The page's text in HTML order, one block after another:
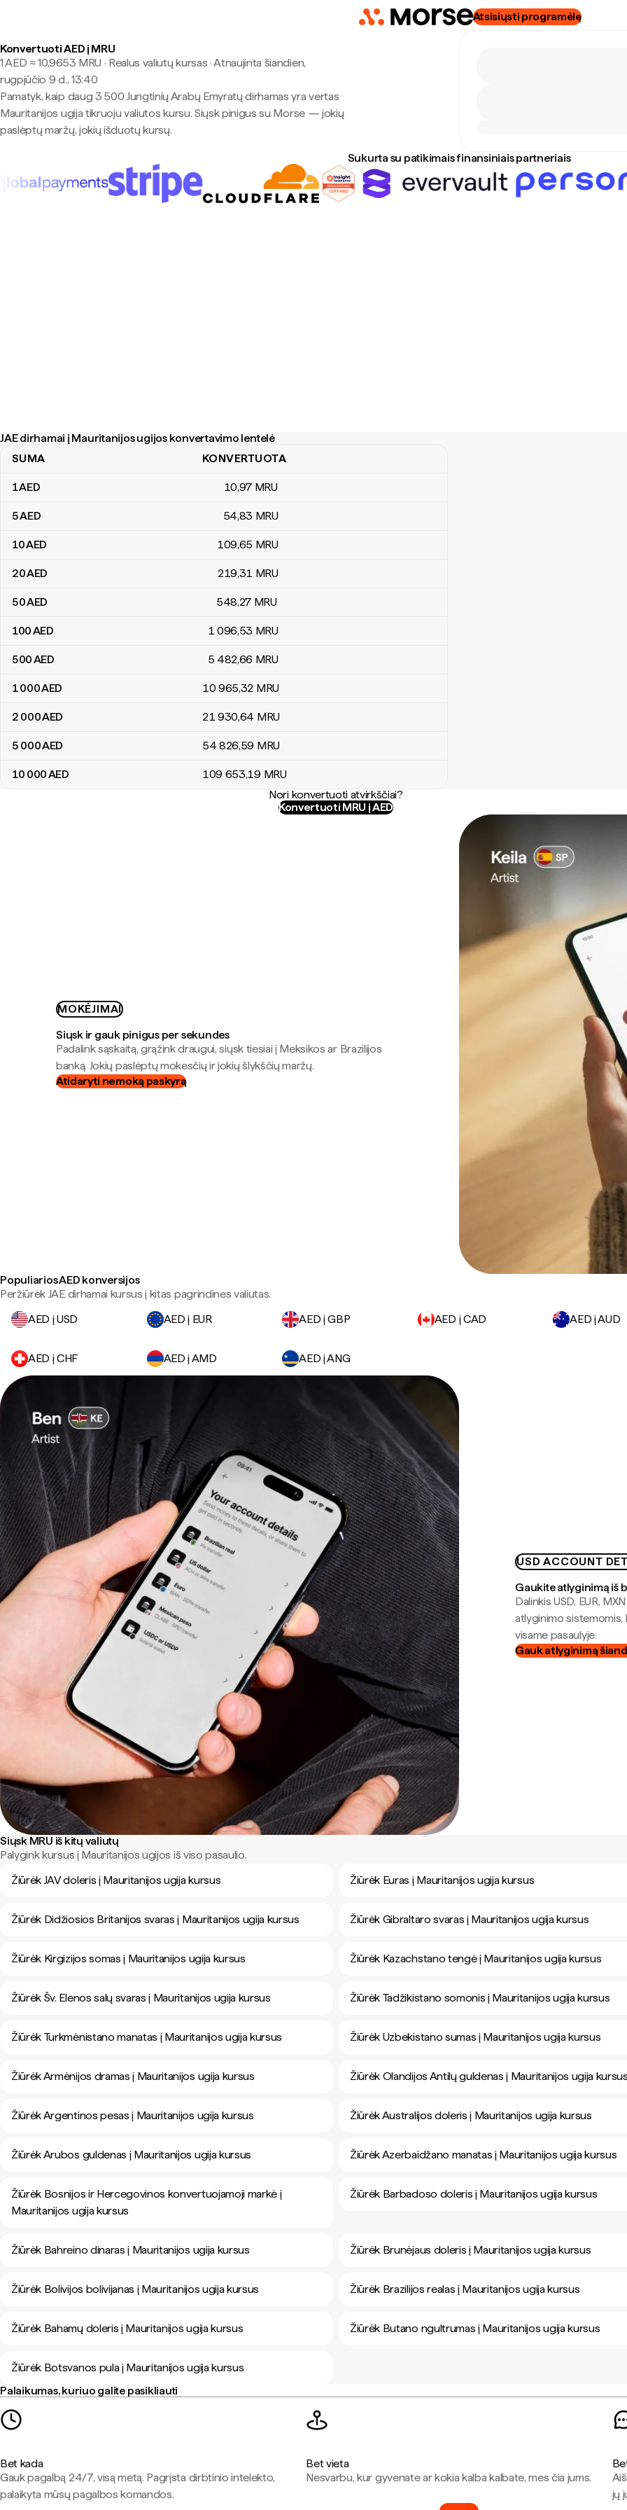
Atsisiųsti programėlę
Konvertuoti AED į MRU
1 AED ≈ 10,9653 MRU · Realus valiutų kursas ·Atnaujinta šiandien,
rugpjūčio 9 d., 13:40
Pamatyk, kaip daug 3 500 Jungtinių Arabų Emyratų dirhamas yra vertas
Mauritanijos ugija tikruoju valiutos kursu. Siųsk pinigus su Morse — jokių
paslėptų maržų, jokių išduotų kursų.
Sukurta su patikimais finansiniais partneriais
JAE dirhamai į Mauritanijos ugijos konvertavimo lentelė
JAE dirhamai į Mauritanijos ugijos konvertavimo lentelė
SUMA KONVERTUOTA
1AED 10,97 MRU
5AED 54,83 MRU
10AED 109,65 MRU
20AED 219,31 MRU
50AED 548,27 MRU
100AED 1 096,53 MRU
500AED 5 482,66 MRU
1 000AED 10 965,32 MRU
2 000AED 21 930,64 MRU
5 000AED 54 826,59 MRU
10 000AED 109 653,19 MRU
Nori konvertuoti atvirkščiai?
Konvertuoti MRU į AED
MOKĖJIMAI
Siųsk ir gauk pinigus per sekundes
Padalink sąskaitą, grąžink draugui, siųsk tiesiai į Meksikos ar Brazilijos
banką. Jokių paslėptų mokesčių ir jokių šlykščių maržų.
Atidaryti nemoką paskyrą
Populiarios AED konversijos
Peržiūrėk JAE dirhamai kursus į kitas pagrindines valiutas.
AED į USD
AED į EUR AED į GBP AED į CAD AED į AUD
AED į CHF AED į AMD AED į ANG
USD ACCOUNT
Gaukite atlyginimą iš
Dalinkis USD, EUR,
atlyginimo
visame pasaulyje.
Gauk atlyginimą
Siųsk MRU iš kitų valiutų
Palygink kursus į Mauritanijos ugijos iš viso pasaulio.
Žiūrėk JAV doleris į Mauritanijos ugija kursus
Žiūrėk Euras į Mauritanijos ugija kursus
Žiūrėk Didžiosios Britanijos svaras į Mauritanijos ugija kursus Žiūrėk Gibraltaro svaras į Mauritanijos ugija kursus
Žiūrėk Kirgizijos somas į Mauritanijos ugija kursus Žiūrėk Kazachstano tengė į Mauritanijos ugija kursus
Žiūrėk Šv. Elenos salų svaras į Mauritanijos ugija kursus Žiūrėk Tadžikistano somonis į Mauritanijos ugija kursus
Žiūrėk Turkmėnistano manatas į Mauritanijos ugija kursus Žiūrėk Uzbekistano sumas į Mauritanijos ugija kursus
Žiūrėk Armėnijos dramas į Mauritanijos ugija kursus Žiūrėk Olandijos Antilų guldenas į Mauritanijos ugija
Žiūrėk Argentinos pesas į Mauritanijos ugija kursus Žiūrėk Australijos doleris į Mauritanijos ugija kursus
Žiūrėk Arubos guldenas į Mauritanijos ugija kursus Žiūrėk Azerbaidžano manatas į Mauritanijos ugija kursus
Žiūrėk Bosnijos ir Hercegovinos konvertuojamoji markė į
Mauritanijos ugija kursus
Žiūrėk Barbadoso doleris į Mauritanijos ugija kursus
Žiūrėk Bahreino dinaras į Mauritanijos ugija kursus Žiūrėk Brunėjaus doleris į Mauritanijos ugija kursus
Žiūrėk Bolivijos bolivijanas į Mauritanijos ugija kursus Žiūrėk Brazilijos realas į Mauritanijos ugija kursus
Žiūrėk Bahamų doleris į Mauritanijos ugija kursus Žiūrėk Butano ngultrumas į Mauritanijos ugija kursus
Žiūrėk Botsvanos pula į Mauritanijos ugija kursus
Palaikumas, kuriuo galite pasikliauti
Bet kada
Gauk pagalbą 24/7, visą metą. Pagrįsta dirbtinio intelekto,
palaikyta mūsų pagalbos komandos.
Bet vieta
Nesvarbu, kur gyvenate ar kokia kalba kalbate, mes čia jums.
jų